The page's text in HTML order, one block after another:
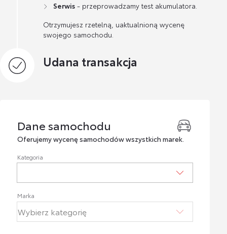
Serwis - przeprowadzamy test akumulatora.
Otrzymujesz rzetelną, uaktualnioną wycenę
swojego samochodu.
Udana transakcja
Dane samochodu
Dane samochodu
Oferujemy wycenę samochodów wszystkich marek.
Kategoria
Marka